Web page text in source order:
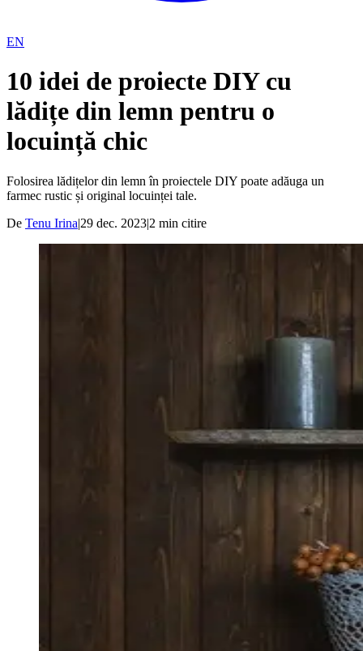
EN
10 idei de proiecte DIY cu
lădițe din lemn pentru o
locuință chic
Folosirea lădițelor din lemn în proiectele DIY poate adăuga un
farmec rustic și original locuinței tale.
De Tenu Irina|29 dec. 2023|2 min citire